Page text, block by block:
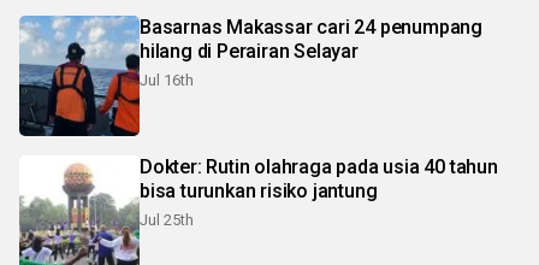
Basarnas Makassar cari 24 penumpang
hilang di Perairan Selayar
Jul 16th
Dokter: Rutin olahraga pada usia 40 tahun
bisa turunkan risiko jantung
Jul 25th